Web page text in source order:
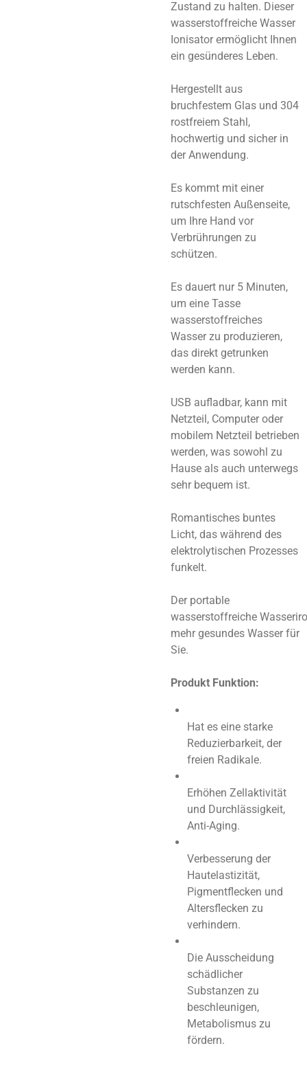
Zustand zu halten. Dieser
wasserstoffreiche Wasser
Ionisator ermöglicht Ihnen
ein gesünderes Leben.
Hergestellt aus
bruchfestem Glas und 304
rostfreiem Stahl,
hochwertig und sicher in
der Anwendung.
Es kommt mit einer
rutschfesten Außenseite,
um Ihre Hand vor
Verbrührungen zu
schützen.
Es dauert nur 5 Minuten,
um eine Tasse
wasserstoffreiches
Wasser zu produzieren,
das direkt getrunken
werden kann.
USB aufladbar, kann mit
Netzteil, Computer oder
mobilem Netzteil betrieben
werden, was sowohl zu
Hause als auch unterwegs
sehr bequem ist.
Romantisches buntes
Licht, das während des
elektrolytischen Prozesses
funkelt.
Der portable
wasserstoffreiche
mehr gesundes Wasser für
Sie.
Produkt Funktion:
Hat es eine starke
Reduzierbarkeit, der
freien Radikale.
Erhöhen Zellaktivität
und Durchlässigkeit,
Anti-Aging.
Verbesserung der
Hautelastizität,
Pigmentflecken und
Altersflecken zu
verhindern.
Die Ausscheidung
schädlicher
Substanzen zu
beschleunigen,
Metabolismus zu
fördern.